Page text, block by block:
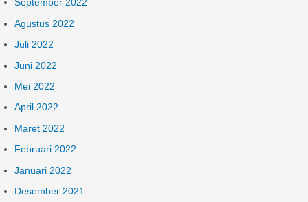
September 2022
Agustus 2022
Juli 2022
Juni 2022
Mei 2022
April 2022
Maret 2022
Februari 2022
Januari 2022
Desember 2021